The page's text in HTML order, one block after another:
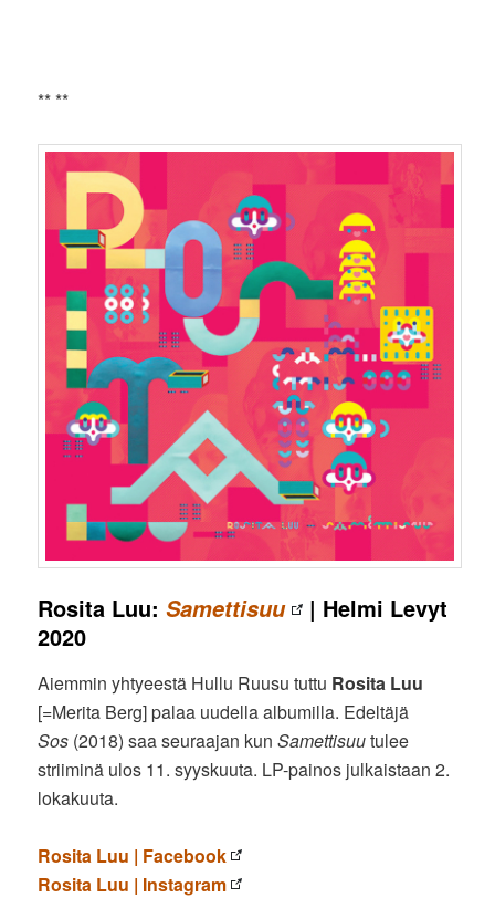
** **
Rosita Luu:Samettisuu
| Helmi Levyt
2020
Aiemmin yhtyeestä Hullu Ruusu tuttu Rosita Luu
[=Merita Berg] palaa uudella albumilla. Edeltäjä
Sos (2018) saa seuraajan kunSamettisuutulee
striiminä ulos 11. syyskuuta. LP-painos julkaistaan 2.
lokakuuta.
Rosita Luu | Facebook
Rosita Luu | Instagram